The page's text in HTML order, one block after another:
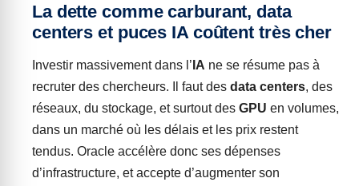
La dette comme carburant, data
centers et puces IA coûtent très cher
Investir massivement dans l’ IA ne se résume pas à
recruter des chercheurs. Il faut des data centers, des
réseaux, du stockage, et surtout des GPU en volumes,
dans un marché où les délais et les prix restent
tendus. Oracle accélère donc ses dépenses
d’infrastructure, et accepte d’augmenter son